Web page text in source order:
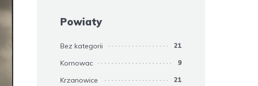
Powiaty
Bez kategorii 21
Kornowac 9
Krzanowice 21